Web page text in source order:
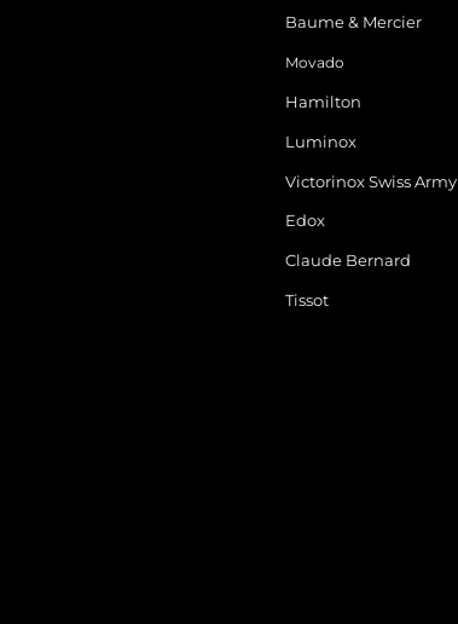
Baume & Mercier
Movado
Hamilton
Luminox
Victorinox Swiss Army
Edox
Claude Bernard
Tissot